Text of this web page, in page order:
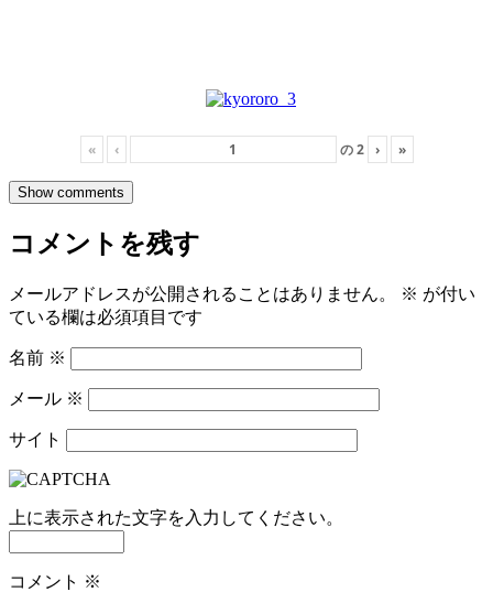
« ‹ の2 › »
Show comments
コメントを残す
メールアドレスが公開されることはありません。 ※ が付い
ている欄は必須項目です
名前 ※
メール ※
サイト
上に表示された文字を入力してください。
コメント ※